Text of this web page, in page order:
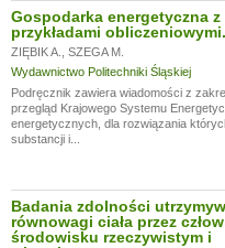
Gospodarka energetyczna z
przykładami obliczeniowymi.
ZIĘBIK A.
SZEGA M.
Wydawnictwo Politechniki Śląskiej
Podręcznik zawiera wiadomości z
przegląd Krajowego Systemu
energetycznych, dla rozwiązania
substancji i...
Badania zdolności
równowagi ciała przez
środowisku rzeczywistym i